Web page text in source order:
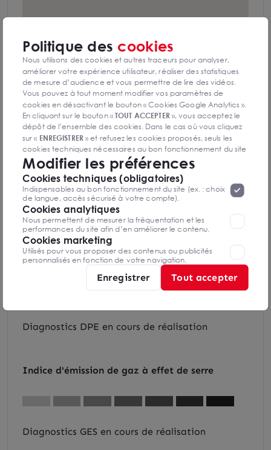
- Bus Les Clérimois (289m)
DPE & GES
Diagnostic de performance énergétique
Diagnostics DPE en cours de réalisation
Indice d'émission de gaz à effet de serre
Diagnostics GES en cours de réalisation
Politique des cookies
Nous utilisons des cookies et autres traceurs pour analyser,
améliorer votre expérience utilisateur, réaliser des statistiques
de mesure d’audience et vous permettre de lire des vidéos.
Vous pouvez à tout moment modifier vos paramètres de
cookies en désactivant le bouton « Cookies Google Analytics ».
En cliquant sur le bouton «TOUT ACCEPTER», vous acceptez le
dépôt de l’ensemble des cookies. Dans le cas où vous cliquez
sur « ENREGISTRER» et refusez les cookies proposés, seuls les
cookies techniques nécessaires au bon fonctionnement du site
seront déposés. Pour plus d’informations, vous pouvez consulter
«Protection des données à caractère
personnel ».Lorsque vous naviguez sur notre site internet, il
peut être amenée à déposer des cookies. Vous avez la
possibilité de désactiver les cookies, ces réglages ne seront
valables que sur le navigateur que vous utilisez actuellement
Modifier les préférences
Cookies techniques (obligatoires)
Indispensables au bon fonctionnement du site (ex. : choix
de langue, accès sécurisé à votre compte).
Cookies analytiques
Nous permettent de mesurer la fréquentation et les
performances du site afin d’en améliorer le contenu.
Cookies marketing
Utilisés pour vous proposer des contenus ou publicités
personnalisés en fonction de votre navigation.
Enregistrer Tout accepter